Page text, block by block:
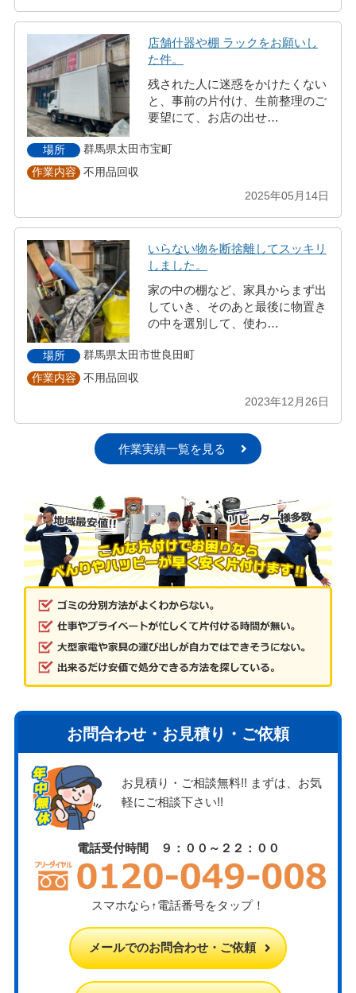
店舗什器や棚 ラックをお願いし
た件。
残された人に迷惑をかけたくない
と、事前の片付け、生前整理のご
要望にて、お店の出せ…
場所
群馬県太田市宝町
作業内容
不用品回収
2025年05月14日
いらない物を断捨離してスッキリ
しました。
家の中の棚など、家具からまず出
していき、そのあと最後に物置き
の中を選別して、使わ…
場所
群馬県太田市世良田町
作業内容
不用品回収
2023年12月26日
作業実績一覧を見る
お問合わせ・お見積り・ご依頼
お見積り・ご相談無料!! まずは、お気
軽にご相談下さい!!
電話受付時間 ９：００～２２：００
スマホなら↑電話番号をタップ！
メールでのお問合わせ・ご依頼